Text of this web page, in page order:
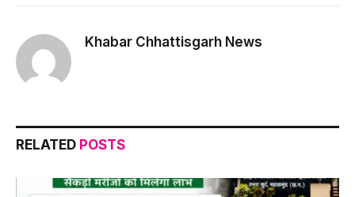
Khabar Chhattisgarh News
RELATED POSTS